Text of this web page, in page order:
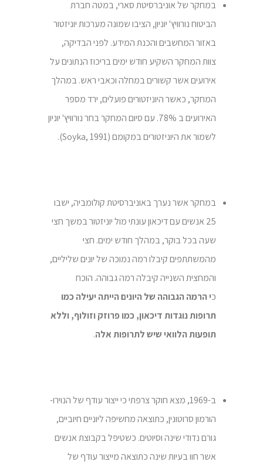
במחקר של אוניברסיטת סארי, במטה חברת
הביטוח נורוויץ' יוניון, הציבו שמונה מערכות יוניזטור
באזור המחשבים והכנת המידע. לפני הבדיקה,
צוות המחקר השקיע חודש ימים בריכוז הנתונים על
אירועים אשר קשורים במחלה וכאבי ראש. במהלך
המחקר, כאשר היוניזטורים פועלים, ירד מספר
האירועים ב 78%. עם סיום המחקר בחר נורוויץ' יוניון
לשמור את היוניזטורים במקומם (Soyka, 1991).
במחקר אשר נערך באוניברסיטת קולומביה, ישבו
25 אנשים עם דיכאון עונתי
מול יוניזטור במשך חצי
שעה בכל בוקר, במהלך חודש ימים. חצי
מהמשתתפים קיבלו רמה נמוכה של יונים שליליים,
והמחצית השנייה קיבלה רמה גבוהה. הוכח
כי הרמה הגבוהה של היונים הייתה יעילה כמו
תרופות נוגדות דיכאון, כמו פרוזק וזולוף, וללא
תופעות הלוואי שיש לתרופות אלה.
ב-1969, מצא חוקר צרפתי כי ייצור עודף של הנוירו-
הורמון סרוטונין, כתוצאה מחשיפה ליוניים חיוביים,
גורם נדודי שינה וסיוטים. כשטיפל בקבוצת אנשים
אשר חוו בעיות שינה כתוצאה מייצור עודף של